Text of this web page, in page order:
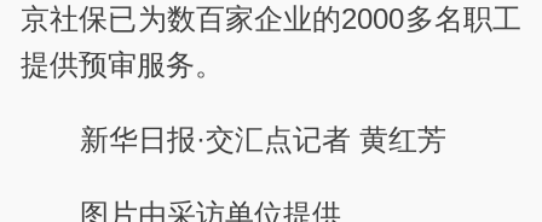
京社保已为数百家企业的2000多名职工
提供预审服务。
新华日报·交汇点记者 黄红芳
图片由采访单位提供